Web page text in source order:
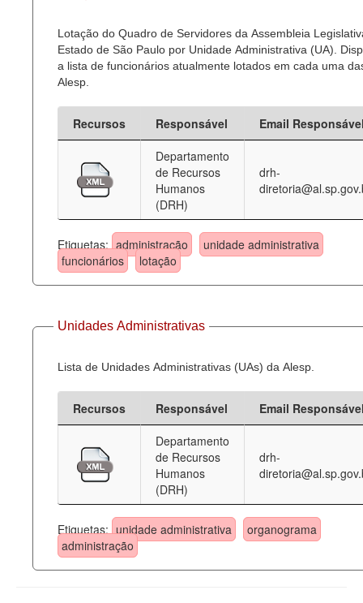
Lotação do Quadro de Servidores da Assembleia
Estado de São Paulo por Unidade Administrativa (UA).
a lista de funcionários atualmente lotados em cada uma
Alesp.
Recursos Responsável
Email
Departamento
de Recursos
Humanos
(DRH)
drh-
Etiquetas: administração
unidade administrativa
funcionários
lotação
Unidades Administrativas
Lista de Unidades Administrativas (UAs) da Alesp.
Recursos Responsável
Email
Departamento
de Recursos
Humanos
(DRH)
drh-
Etiquetas: unidade administrativa
organograma
administração